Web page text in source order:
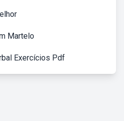
Martelo
Exercícios Pdf